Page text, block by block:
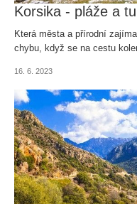
Korsika - pláže a
Která města a přírodní
chybu, když se na cestu
prohlížet si přírodní scenérie.
16. 6. 2023